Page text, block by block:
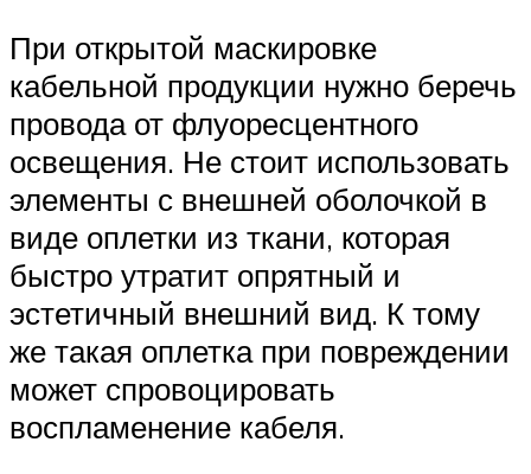
При открытой маскировке
кабельной продукции нужно беречь
провода от флуоресцентного
освещения. Не стоит использовать
элементы с внешней оболочкой в
виде оплетки из ткани, которая
быстро утратит опрятный и
эстетичный внешний вид. К тому
же такая оплетка при повреждении
может спровоцировать
воспламенение кабеля.